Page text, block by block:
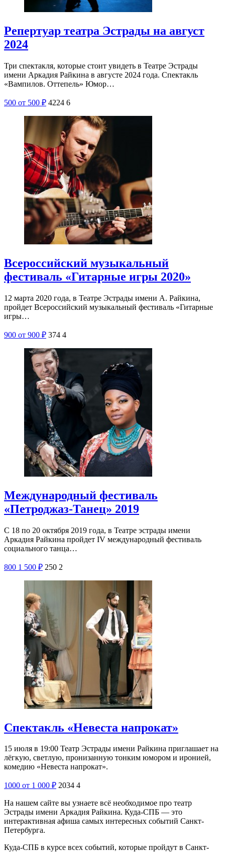
Репертуар театра Эстрады на август
2024
Три спектакля, которые стоит увидеть в Театре Эстрады
имени Аркадия Райкина в августе 2024 года. Спектакль
«Вампилов. Оттепель» Юмор…
500 от 500 ₽ 4224 6
Всероссийский музыкальный
фестиваль «Гитарные игры 2020»
12 марта 2020 года, в Театре Эстрады имени А. Райкина,
пройдет Всероссийский музыкальный фестиваль «Гитарные
игры…
900 от 900 ₽ 374 4
Международный фестиваль
«Петроджаз-Танец» 2019
С 18 по 20 октября 2019 года, в Театре эстрады имени
Аркадия Райкина пройдет IV международный фестиваль
социального танца…
800 1 500 ₽ 250 2
Спектакль «Невеста напрокат»
15 июля в 19:00 Театр Эстрады имени Райкина приглашает на
лёгкую, светлую, пронизанную тонким юмором и иронией,
комедию «Невеста напрокат».
1000 от 1 000 ₽ 2034 4
На нашем сайте вы узнаете всё необходимое про театр
Эстрады имени Аркадия Райкина. Куда-СПБ — это
интерактивная афиша самых интересных событий Санкт-
Петербурга.
Куда-СПБ в курсе всех событий, которые пройдут в Санкт-